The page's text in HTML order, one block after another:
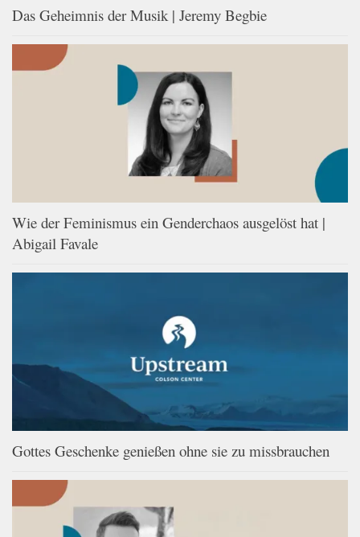
Das Geheimnis der Musik | Jeremy Begbie
Wie der Feminismus ein Genderchaos ausgelöst hat |
Abigail Favale
Gottes Geschenke genießen ohne sie zu missbrauchen